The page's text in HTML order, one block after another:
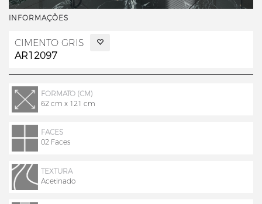
INFORMAÇÕES
CIMENTO GRIS
AR12097
FORMATO (CM)
62 cm x 121 cm
FACES
02 Faces
TEXTURA
Acetinado